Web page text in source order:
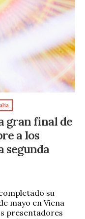
gran final de
a los
segunda
su
mayo en Viena
presentadores